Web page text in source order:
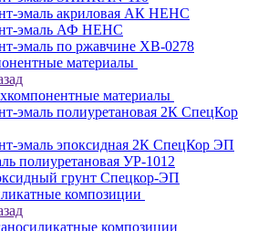
эмаль акриловая АК НЕНС
эмаль АФ НЕНС
эмаль по ржавчине ХВ-0278
материалы
материалы
эмаль полиуретановая 2К СпецКор
эмаль эпоксидная 2К СпецКор ЭП
полиуретановая УР-1012
грунт Спецкор-ЭП
композиции
композиции